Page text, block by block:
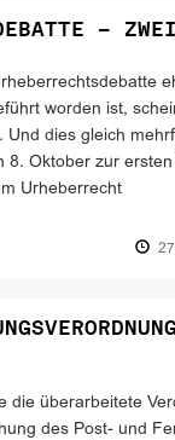
–
worden ist,
Und dies gleich
8. Oktober zur
Urheberrecht
die überarbeitete
des Post- und